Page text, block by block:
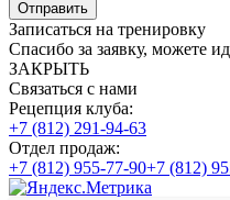
Отправить
Записаться на тренировку
Спасибо за заявку, можете
ЗАКРЫТЬ
Связаться с нами
Рецепция клуба:
+7 (812) 291-94-63
Отдел продаж:
+7 (812) 955-77-90+7 (812)